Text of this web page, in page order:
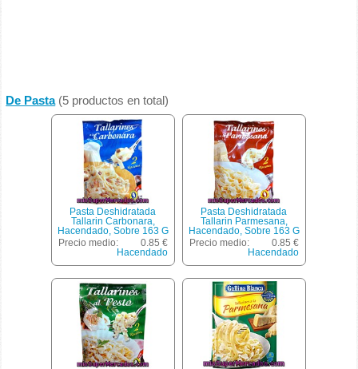
De Pasta(5 productos en total)
Pasta Deshidratada
Tallarin Carbonara,
Hacendado, Sobre 163 G
Precio medio:
0.85 €
Hacendado
Pasta Deshidratada
Tallarin Parmesana,
Hacendado, Sobre 163 G
Precio medio:
0.85 €
Hacendado